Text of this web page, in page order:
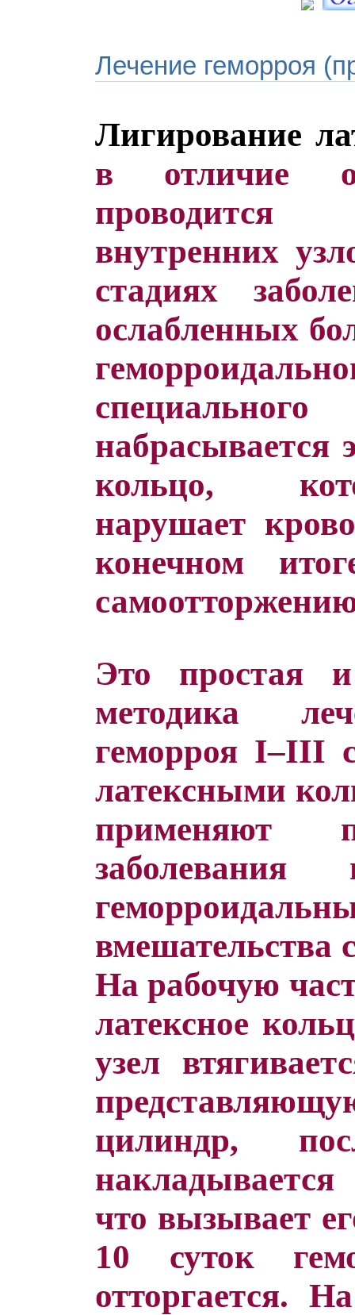
Лечение геморроя
Лигирование
в отличие
внутренних
стадиях
ослабленных
набрасывается
кольцо,
нарушает
конечном
Это простая
методика
геморроя I–III
латексными
заболевания
вмешательства
На рабочую
латексное
узел
цилиндр,
что вызывает
10 суток
отторгается.